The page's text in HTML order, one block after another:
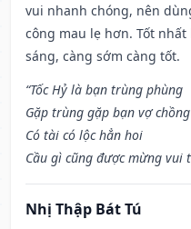
vui nhanh chóng, nên
công mau lẹ hơn. Tốt
sáng, càng sớm càng tốt.
“Tốc Hỷ là bạn trùng phùng
Gặp trùng gặp bạn vợ
Có tài có lộc hẳn hoi
Cầu gì cũng được mừng vui
Nhị Thập Bát Tú